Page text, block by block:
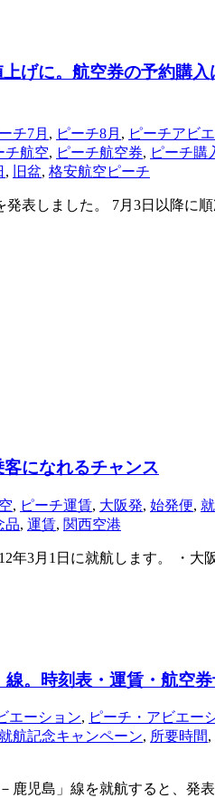
げに。航空券の予約購
チ7月 , ピーチ8月 , ピーチアビ
チ航空, ピーチ航空券, ピーチ購
, 旧盆, 格安航空ピーチ
表しました。 7月3日以降に
になれるチャンス
, ピーチ運賃, 大阪発, 始発便,
品, 運賃, 関西空港
年3月1日に就航します。 ・
。時刻表・運賃・航空
エーション, ピーチ・アビエー
航記念キャンペーン, 所要時間,
鹿児島」線を就航すると、発